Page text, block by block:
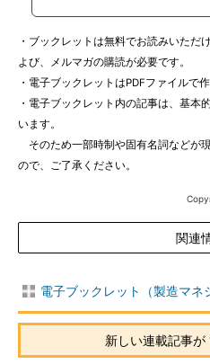
・ブックレットは無料でお読みいただ
よび、メルマガの購読が必要です。
・電子ブックレットはPDFファイルで
・電子ブックレット内の記事は、基本
います。
そのため一部時制や固有名詞などが
ので、ご了承ください。
関連
電子ブックレット（製造マネ
新しい連載記事